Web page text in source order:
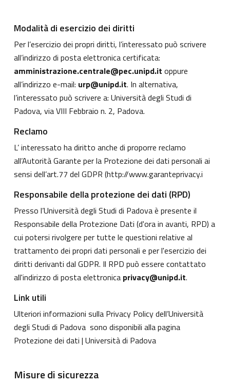
Modalità di esercizio dei diritti
Per l’esercizio dei propri diritti, l’interessato può scrivere
all’indirizzo di posta elettronica certificata:
amministrazione.centrale@pec.unipd.it oppure
all’indirizzo e-mail: urp@unipd.it. In alternativa,
l’interessato può scrivere a: Università degli Studi di
Padova, via VIII Febbraio n. 2, Padova.
Reclamo
L’ interessato ha diritto anche di proporre reclamo
all’Autorità Garante per la Protezione dei dati personali ai
sensi dell’art.77 del GDPR (http://www.garanteprivacy.i
Responsabile della protezione dei dati (RPD)
Presso l’Università degli Studi di Padova è presente il
Responsabile della Protezione Dati (d'ora in avanti, RPD) a
cui potersi rivolgere per tutte le questioni relative al
trattamento dei propri dati personali e per l'esercizio dei
diritti derivanti dal GDPR. Il RPD può essere contattato
all'indirizzo di posta elettronica privacy@unipd.it.
Link utili
Ulteriori informazioni sulla Privacy Policy dell’Università
degli Studi di Padova sono disponibili alla pagina
Protezione dei dati | Università di Padova
Misure di sicurezza